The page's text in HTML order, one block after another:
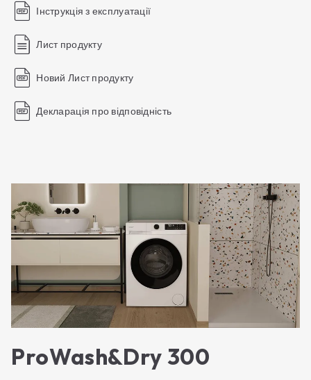
Інструкція з експлуатації
Лист продукту
Новий Лист продукту
Декларація про відповідність
ProWash&Dry 300